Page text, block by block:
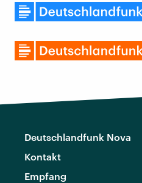
Deutschlandfunk Nova
Kontakt
Empfang